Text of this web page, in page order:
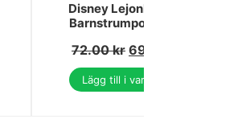
Disney Lejonkungen
Barnstrumpor 31/34
72.00kr 69.00
Lägg till i varukorg